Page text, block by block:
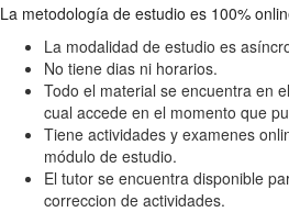
La metodología de estudio es 100%
La modalidad de estudio es
No tiene dias ni horarios.
Todo el material se encuentra en
cual accede en el momento que
Tiene actividades y examenes
módulo de estudio.
El tutor se encuentra disponible
correccion de actividades.